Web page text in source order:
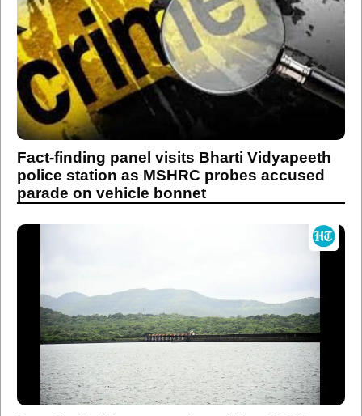
Fact-finding panel visits Bharti Vidyapeeth
police station as MSHRC probes accused
parade on vehicle bonnet